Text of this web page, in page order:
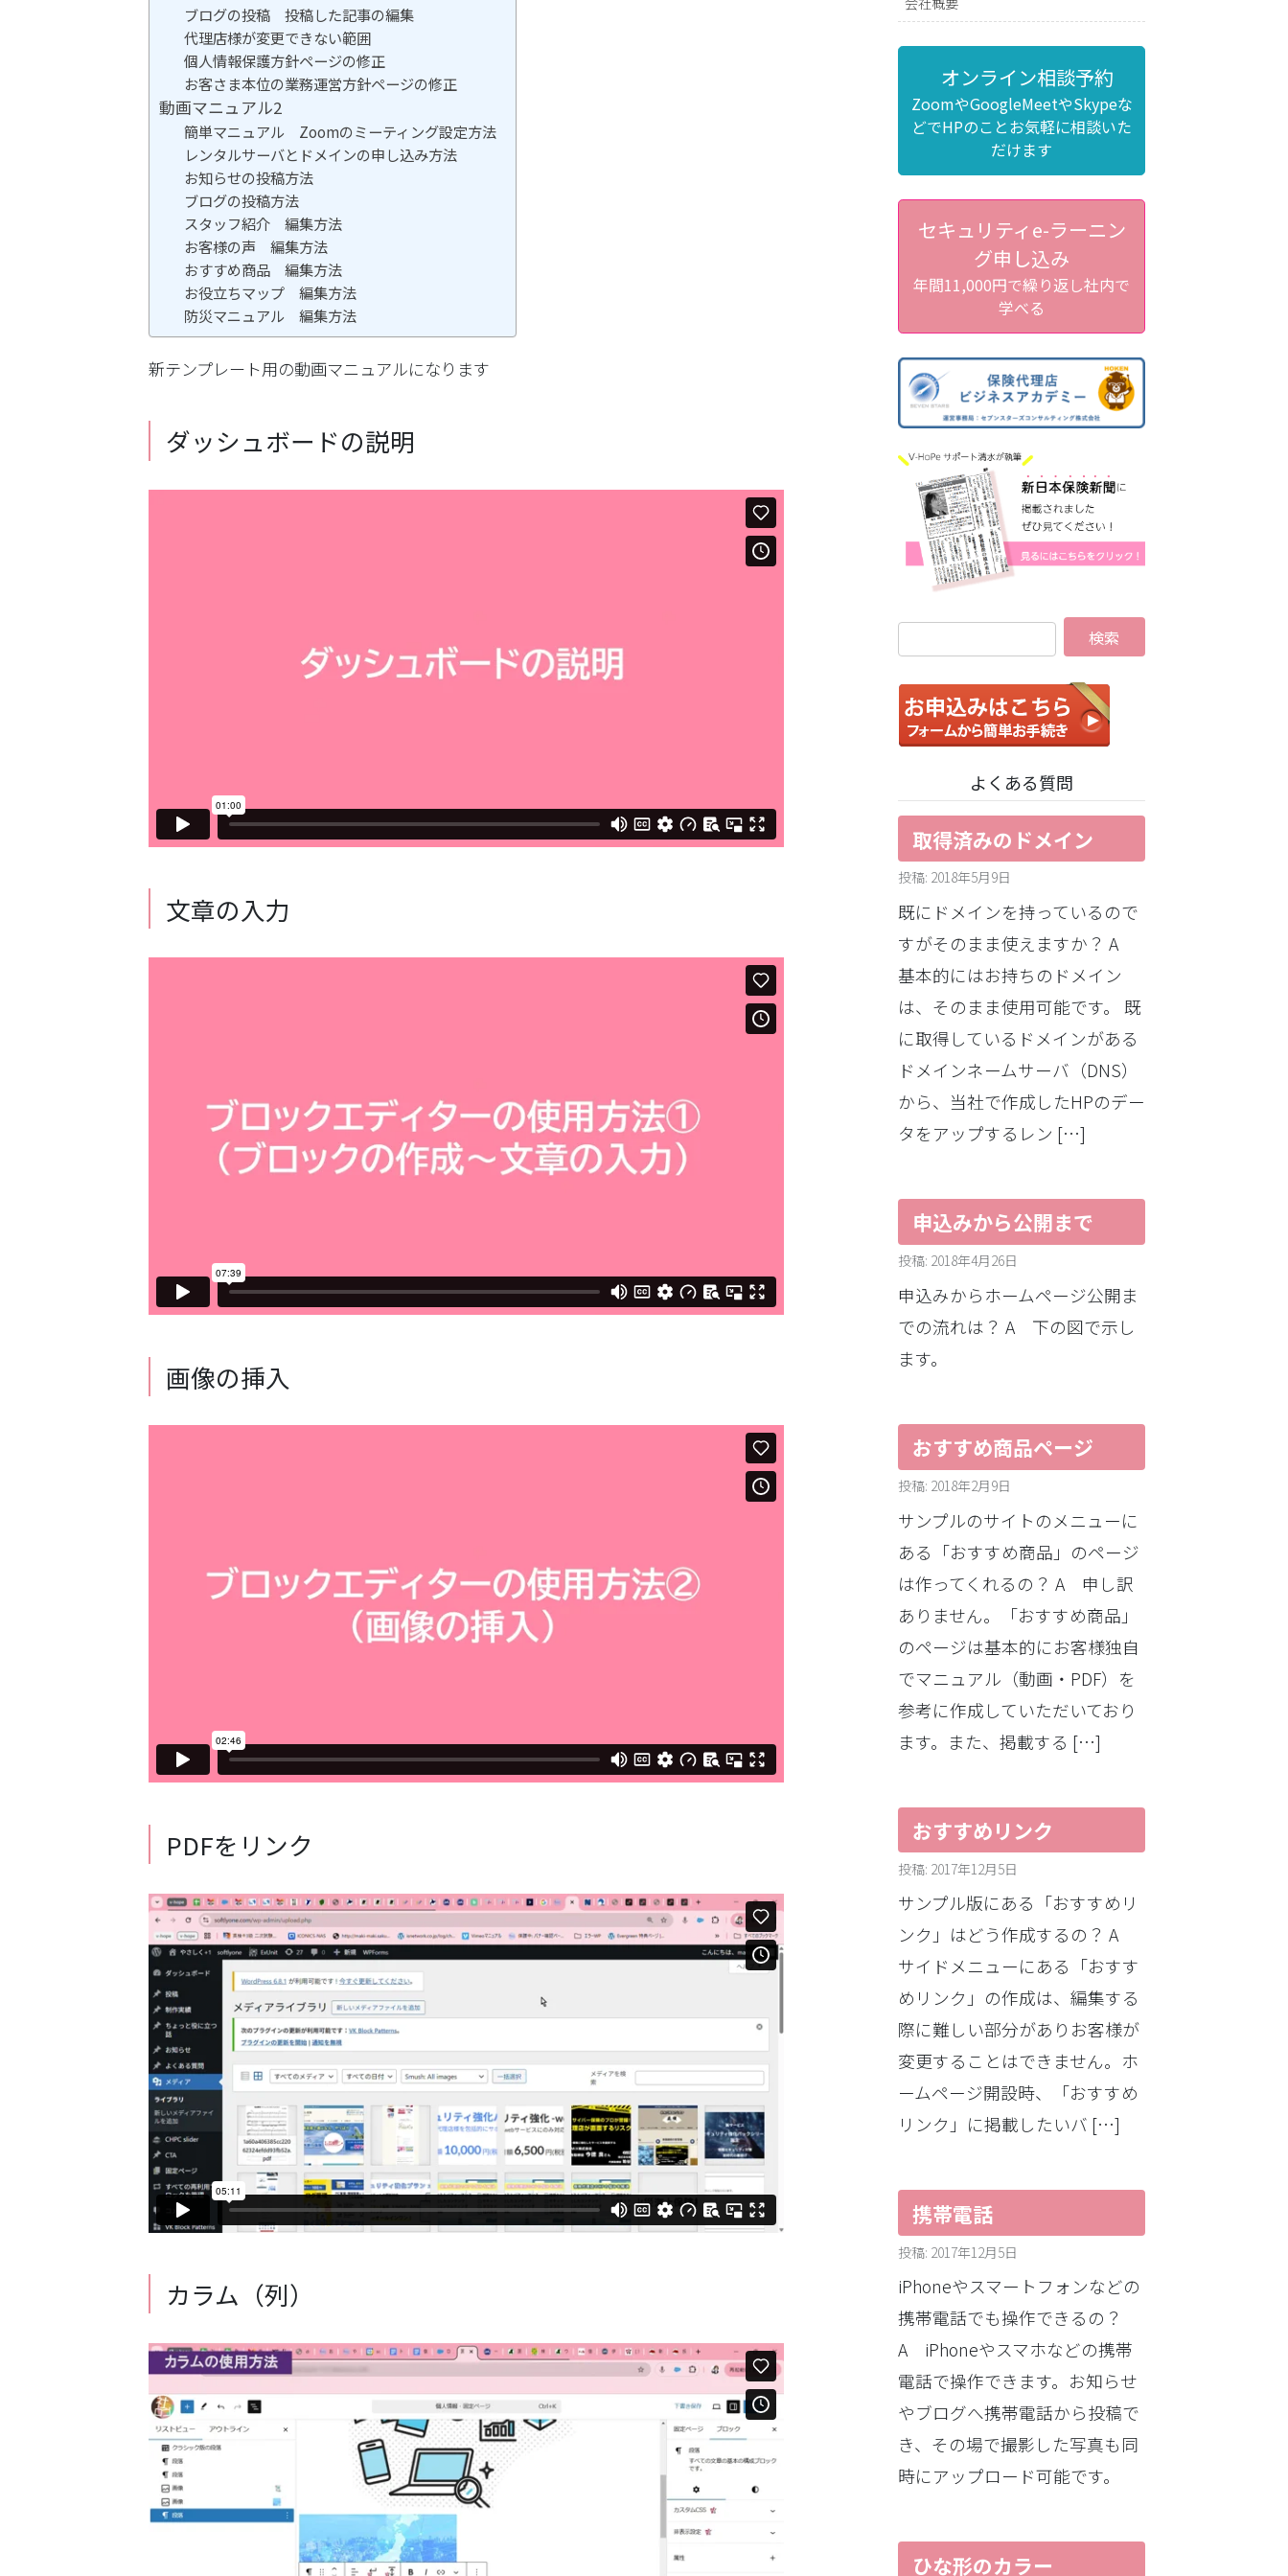
ブログの投稿 投稿した記事の編集
代理店様が変更できない範囲
個人情報保護方針ページの修正
お客さま本位の業務運営方針ページの修正
動画マニュアル2
簡単マニュアル Zoomのミーティング設定方法
レンタルサーバとドメインの申し込み方法
お知らせの投稿方法
ブログの投稿方法
スタッフ紹介 編集方法
お客様の声 編集方法
おすすめ商品 編集方法
お役立ちマップ 編集方法
防災マニュアル 編集方法
新テンプレート用の動画マニュアルになります
ダッシュボードの説明
文章の入力
画像の挿入
PDFをリンク
カラム（列）
オンライン相談予約
ZoomやGoogleMeetやSkypeな
どでHPのことお気軽に相談いた
だけます
セキュリティe-ラーニン
グ申し込み
年間11,000円で繰り返し社内で
学べる
よくある質問
取得済みのドメイン
投稿: 2018年5月9日
既にドメインを持っているので
すがそのまま使えますか？ A
基本的にはお持ちのドメイン
は、そのまま使用可能です。 既
に取得しているドメインがある
ドメインネームサーバ（DNS）
から、当社で作成したHPのデー
タをアップするレン […]
申込みから公開まで
投稿: 2018年4月26日
申込みからホームページ公開ま
での流れは？ A 下の図で示し
ます。
おすすめ商品ページ
投稿: 2018年2月9日
サンプルのサイトのメニューに
ある「おすすめ商品」のページ
は作ってくれるの？ A 申し訳
ありません。「おすすめ商品」
のページは基本的にお客様独自
でマニュアル（動画・PDF）を
参考に作成していただいており
ます。また、掲載する […]
おすすめリンク
投稿: 2017年12月5日
サンプル版にある「おすすめリ
ンク」はどう作成するの？ A
サイドメニューにある「おすす
めリンク」の作成は、編集する
際に難しい部分がありお客様が
変更することはできません。ホ
ームページ開設時、「おすすめ
リンク」に掲載したいバ […]
携帯電話
投稿: 2017年12月5日
iPhoneやスマートフォンなどの
携帯電話でも操作できるの？
A iPhoneやスマホなどの携帯
電話で操作できます。お知らせ
やブログへ携帯電話から投稿で
き、その場で撮影した写真も同
時にアップロード可能です。
ひな形のカラー